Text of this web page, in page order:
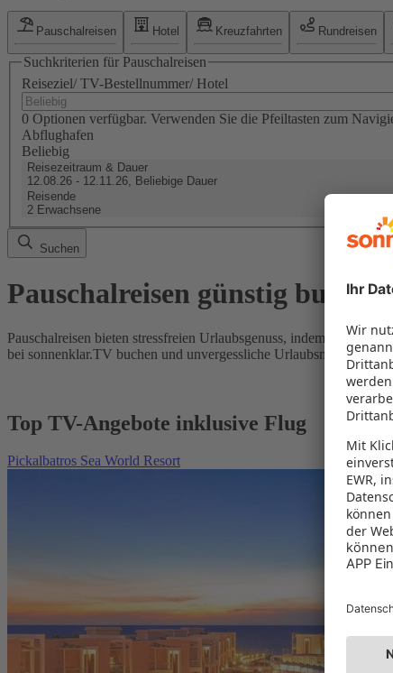
Pauschalreisen Hotel Kreuzfahrten Rundreisen
Suchkriterien für Pauschalreisen
Reiseziel/ TV-Bestellnummer/ Hotel
0 Optionen verfügbar. Verwenden Sie die Pfeiltasten zum
Abflughafen
Beliebig
Reisezeitraum & Dauer
12.08.26 - 12.11.26, Beliebige Dauer
Reisende
2 Erwachsene
Suchen
Pauschalreisen günstig buchen
Pauschalreisen bieten stressfreien Urlaubsgenuss, indem Flug
bei sonnenklar.TV buchen und unvergessliche Urlaubsmomente
Top TV-Angebote inklusive Flug
Pickalbatros Sea World Resort